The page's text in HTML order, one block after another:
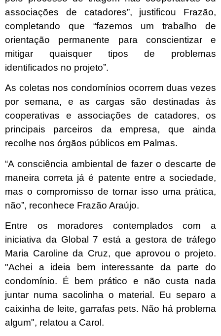
associações de catadores”, justificou Frazão,
completando que “fazemos um trabalho de
orientação permanente para conscientizar e
mitigar quaisquer tipos de problemas
identificados no projeto”.
As coletas nos condomínios ocorrem duas vezes
por semana, e as cargas são destinadas às
cooperativas e associações de catadores, os
principais parceiros da empresa, que ainda
recolhe nos órgãos públicos em Palmas.
“A consciência ambiental de fazer o descarte de
maneira correta já é patente entre a sociedade,
mas o compromisso de tornar isso uma prática,
não”, reconhece Frazão Araújo.
Entre os moradores contemplados com a
iniciativa da Global 7 está a gestora de tráfego
Maria Caroline da Cruz, que aprovou o projeto.
"Achei a ideia bem interessante da parte do
condomínio. É bem prático e não custa nada
juntar numa sacolinha o material. Eu separo a
caixinha de leite, garrafas pets. Não há problema
algum", relatou a Carol.